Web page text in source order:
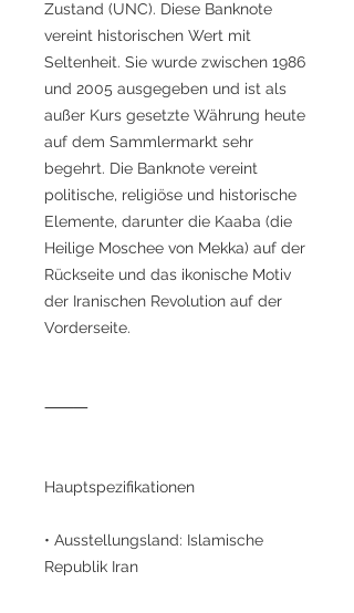
Zustand (UNC). Diese Banknote
vereint historischen Wert mit
Seltenheit. Sie wurde zwischen 1986
und 2005 ausgegeben und ist als
außer Kurs gesetzte Währung heute
auf dem Sammlermarkt sehr
begehrt. Die Banknote vereint
politische, religiöse und historische
Elemente, darunter die Kaaba (die
Heilige Moschee von Mekka) auf der
Rückseite und das ikonische Motiv
der Iranischen Revolution auf der
Vorderseite.
⸻
Hauptspezifikationen
• Ausstellungsland: Islamische
Republik Iran